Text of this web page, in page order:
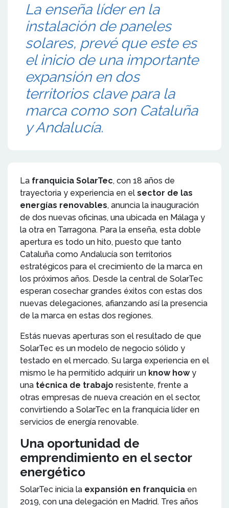
La enseña líder en la
instalación de paneles
solares, prevé que este es
el inicio de una importante
expansión en dos
territorios clave para la
marca como son Cataluña
y Andalucía.
La franquicia SolarTec, con 18 años de
trayectoria y experiencia en el sector de las
energías renovables, anuncia la inauguración
de dos nuevas oficinas, una ubicada en Málaga y
la otra en Tarragona. Para la enseña, esta doble
apertura es todo un hito, puesto que tanto
Cataluña como Andalucía son territorios
estratégicos para el crecimiento de la marca en
los próximos años. Desde la central de SolarTec
esperan cosechar grandes éxitos con estas dos
nuevas delegaciones, afianzando así la presencia
de la marca en estas dos regiones.
Estás nuevas aperturas son el resultado de que
SolarTec es un modelo de negocio sólido y
testado en el mercado. Su larga experiencia en el
mismo le ha permitido adquirir un know howy
una técnica de trabajo resistente, frente a
otras empresas de nueva creación en el sector,
convirtiendo a SolarTec en la franquicia líder en
servicios de energía renovable.
Una oportunidad de
emprendimiento en el sector
energético
SolarTec inicia la expansión en franquicia en
2019, con una delegación en Madrid. Tres años